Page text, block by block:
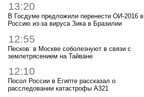
13:20
В Госдуме предложили перенести ОИ-2016 в
Россию из-за вируса Зика в Бразилии
12:55
Песков: в Москве соболезнуют в связи с
землетрясением на Тайване
12:10
Посол России в Египте рассказал о
расследовании катастрофы A321